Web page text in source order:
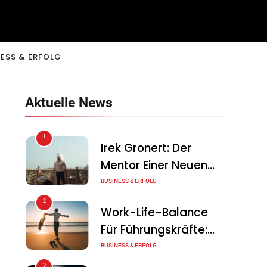
& ERFOLG
Aktuelle News
1
Irek Gronert: Der
Mentor Einer Neuen
Generation Von
BUSINESS & ERFOLG
2
Work-Life-Balance
Für Führungskräfte:
Illusion Oder Echte
BUSINESS & ERFOLG
3